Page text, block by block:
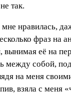
так.
нравилась,
фраз
её на
собой,
на меня
взяла с меня